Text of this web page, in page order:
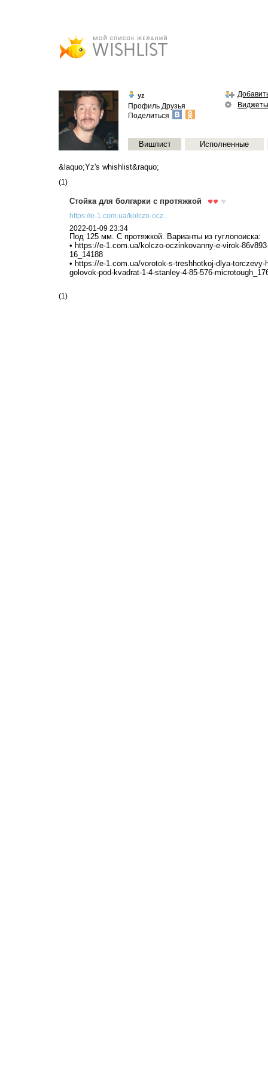
yz
Профиль Друзья
Поделиться
Виджеты
Вишлист Исполненные
&laquo;Yz's whishlist&raquo;
(1)
Стойка для болгарки с протяжкой
https://e-1.com.ua/kolczo-ocz...
2022-01-09 23:34
Под 125 мм. С протяжкой. Варианты из гуглопоиска:
• https://e-1.com.ua/kolczo-oczinkovanny-e-virok-
16_14188
• https://e-1.com.ua/vorotok-s-treshhotkoj-dlya-torczevy-
golovok-pod-kvadrat-1-4-stanley-4-85-576-
(1)